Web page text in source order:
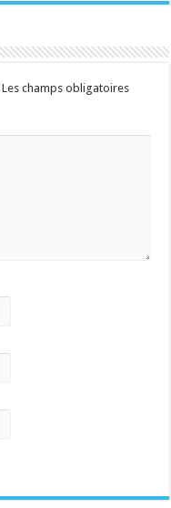
Les champs obligatoires